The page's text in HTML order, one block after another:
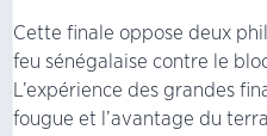
Cette finale oppose deux
feu sénégalaise contre le
L’expérience des grandes
fougue et l’avantage du